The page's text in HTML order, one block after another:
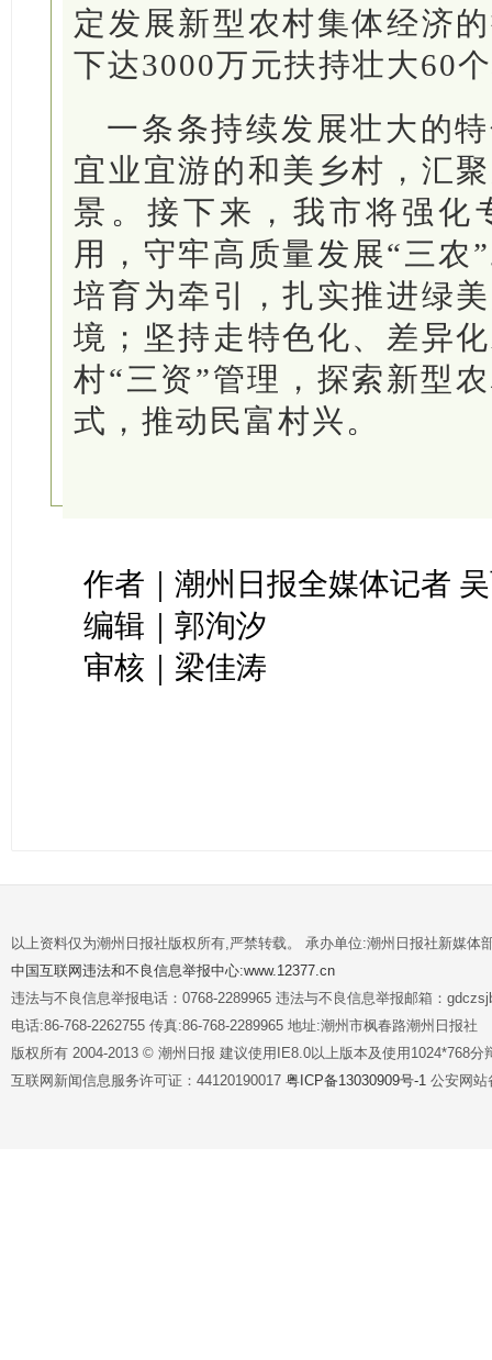
定发展新型农村集体经济
下达3000万元扶持壮大60
一条条持续发展壮大的
宜业宜游的和美乡村，汇
景。接下来，我市将强化
用，守牢高质量发展“三农
培育为牵引，扎实推进绿
境；坚持走特色化、差异
村“三资”管理，探索新型
式，推动民富村兴。
作者｜潮州日报全媒体记者
编辑｜郭洵汐
审核｜梁佳涛
以上资料仅为潮州日报社版权所有,严禁转载。 承办单位:潮州日报社新媒体
中国互联网违法和不良信息举报中心:www.12377.cn
违法与不良信息举报电话：0768-2289965 违法与不良信息举报邮箱：
电话:86-768-2262755 传真:86-768-2289965 地址:潮州市枫春路潮州日报社
版权所有 2004-2013 © 潮州日报 建议使用IE8.0以上版本及使用1024*768分
互联网新闻信息服务许可证：44120190017 粤ICP备13030909号-1 公安网站